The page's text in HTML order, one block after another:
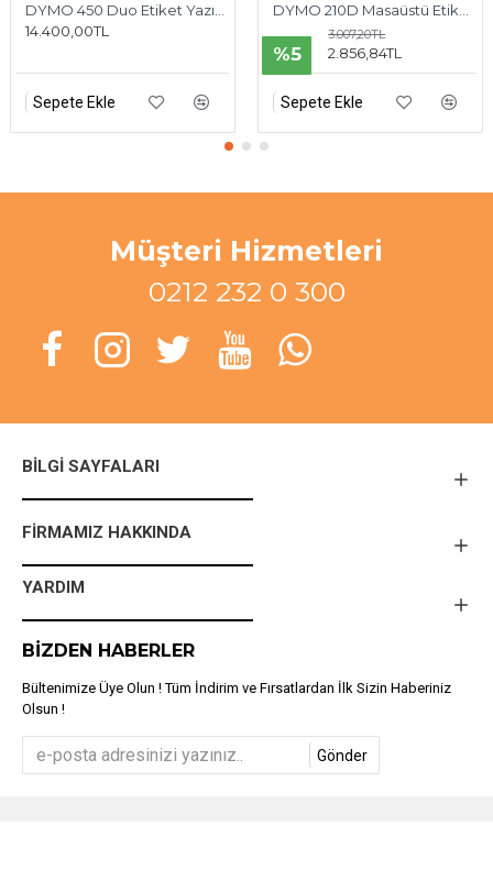
14.400,00TL
Sepete Ekle
%5
3.007,20TL
2.856,84TL
Sepete Ekle
Müşteri Hizmetleri
0212 232 0 300
BILGI SAYFALARI
FIRMAMIZ HAKKINDA
YARDIM
BIZDEN HABERLER
Bültenimize Üye Olun ! Tüm İndirim ve Fırsatlardan İlk Sizin Haberiniz
Olsun !
Gönder